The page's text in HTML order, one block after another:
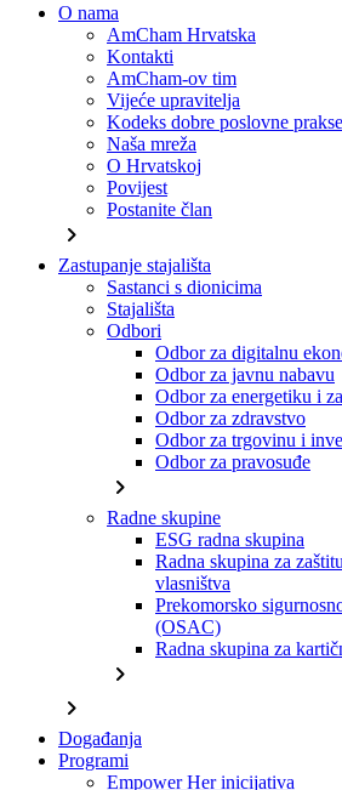
O nama
AmCham Hrvatska
Kontakti
AmCham-ov tim
Vijeće upravitelja
Kodeks dobre poslovne prakse
Naša mreža
O Hrvatskoj
Povijest
Postanite član
chevron_right
Zastupanje stajališta
Sastanci s dionicima
Stajališta
Odbori
Odbor za digitalnu
Odbor za javnu nabavu
Odbor za energetiku i
Odbor za zdravstvo
Odbor za trgovinu i
Odbor za pravosuđe
chevron_right
Radne skupine
ESG radna skupina
Radna skupina za
vlasništva
Prekomorsko
(OSAC)
Radna skupina za
chevron_right
chevron_right
Događanja
Programi
Empower Her inicijativa